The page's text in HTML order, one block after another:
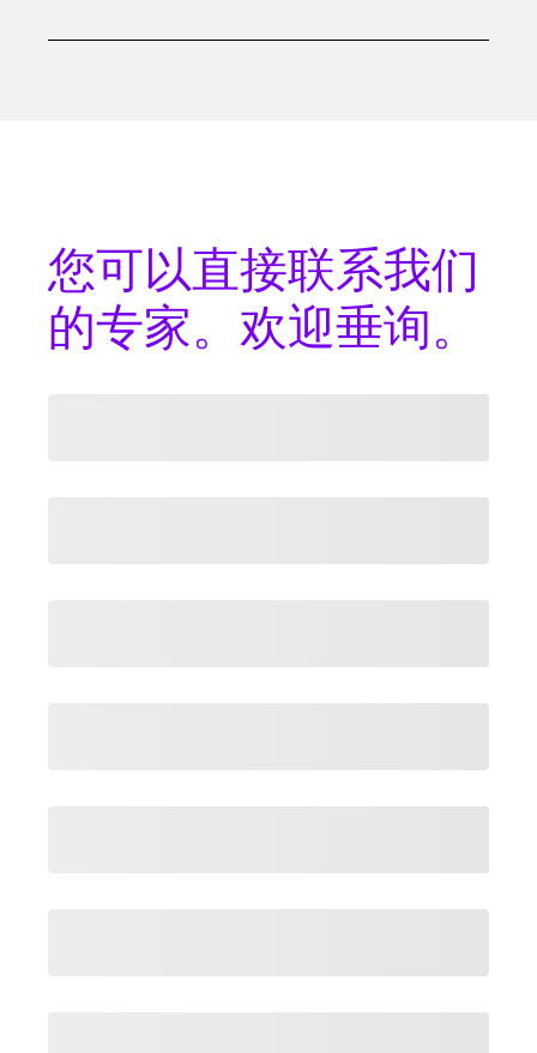
您可以直接联系我们
的专家。欢迎垂询。